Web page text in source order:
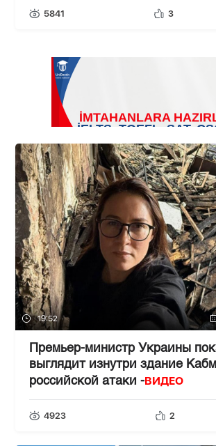
5841 3
19:52
Премьер-министр Украины
выглядит изнутри здание
российской атаки -ВИДЕО
4923 2